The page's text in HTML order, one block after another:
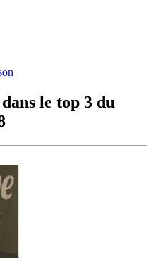
le top 3 du